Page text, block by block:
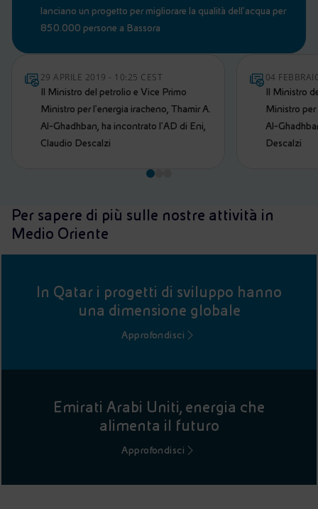
lanciano un progetto per migliorare la qualità dell’acqua per
850.000 persone a Bassora
29 APRILE 2019 - 10:25 CEST
Il Ministro del petrolio e Vice Primo
Ministro per l’energia iracheno, Thamir A.
Al-Ghadhban, ha incontrato l'AD di Eni,
Claudio Descalzi
04
Il Ministro
Ministro per
Al-
Descalzi
Per sapere di più sulle nostre attività in
Medio Oriente
In Qatar i progetti di sviluppo hanno
una dimensione globale
Approfondisci
Emirati Arabi Uniti, energia che
alimenta il futuro
Approfondisci